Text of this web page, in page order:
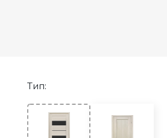
Двери с ABS кромкой
Строительные двери
Двери для бани и сауны
Тип: